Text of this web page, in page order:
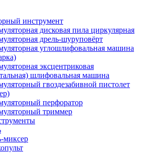
инструмент
дисковая пила циркулярная
дрель-шуруповёрт
углошлифовальная машина
эксцентриковая
шлифовальная машина
гвоздезабивной пистолет
перфоратор
триммер
миксер